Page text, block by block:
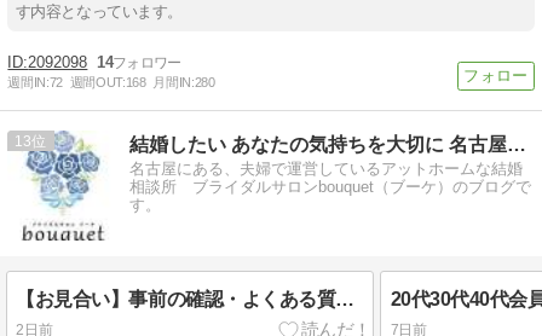
す内容となっています。
2092098 14
週間IN:72 週間OUT:168 月間IN:280
13 結婚したい あなたの気持ちを大切に 名古屋の結婚相談所ブーケ
名古屋にある、夫婦で運営しているアットホームな結婚
相談所 ブライダルサロンbouquet（ブーケ）のブログで
す。
【お見合い】事前の確認・よくある質問・大切な心構えについて
2日前
20代30代40代会
7日前